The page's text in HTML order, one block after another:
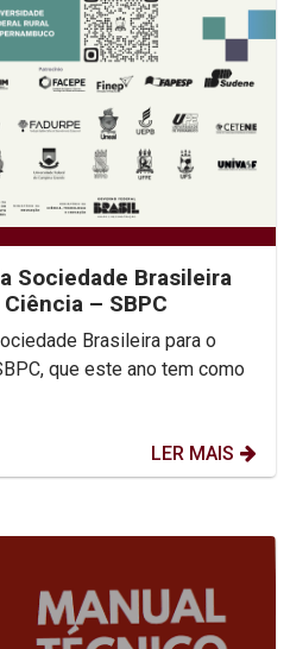
Sociedade Brasileira
– SBPC
Brasileira para o
que este ano tem como
LER MAIS